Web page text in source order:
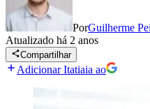
PorGuilherme
Atualizado há 2 anos
Compartilhar
Adicionar Itatiaia ao